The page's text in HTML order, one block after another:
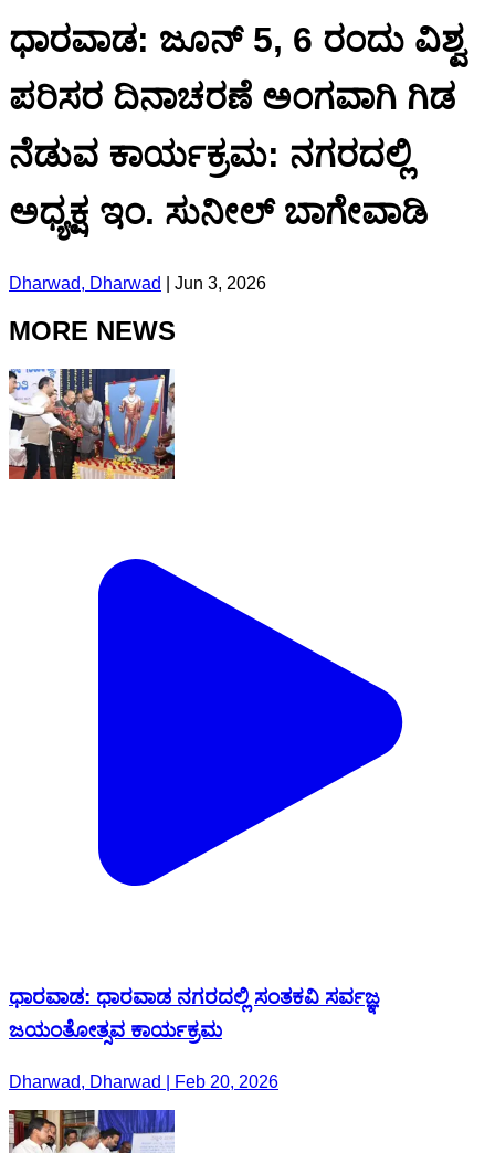
ಧಾರವಾಡ: ಜೂನ್ 5, 6 ರಂದು ವಿಶ್ವ
ಪರಿಸರ ದಿನಾಚರಣೆ ಅಂಗವಾಗಿ ಗಿಡ
ನೆಡುವ ಕಾರ್ಯಕ್ರಮ: ನಗರದಲ್ಲಿ
ಅಧ್ಯಕ್ಷ ಇಂ. ಸುನೀಲ್ ಬಾಗೇವಾಡಿ
Dharwad, Dharwad Jun 3, 2026
MORE NEWS
ಧಾರವಾಡ: ಧಾರವಾಡ ನಗರದಲ್ಲಿ ಸಂತಕವಿ ಸರ್ವಜ್ಞ
ಜಯಂತೋತ್ಸವ ಕಾರ್ಯಕ್ರಮ
Dharwad, Dharwad | Feb 20, 2026